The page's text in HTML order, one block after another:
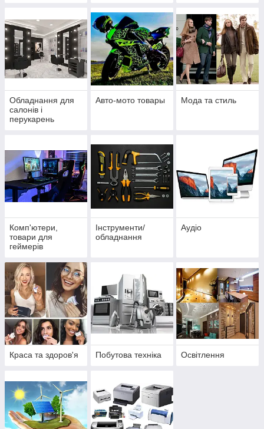
Обладнання для
салонів і
перукарень
Авто-мото товары Мода та стиль
Комп'ютери,
товари для
геймерів
Інструменти/
обладнання
Аудіо
Краса та здоров'я Побутова техніка Освітлення